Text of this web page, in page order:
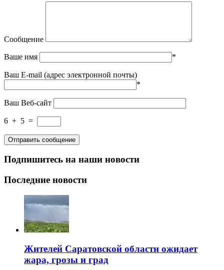
Сообщение
Ваше имя *
Ваш E-mail (адрес электронной почты)
*
Ваш Веб-сайт
6 + 5 =
Подпишитесь на наши новости
Последние новости
Жителей Саратовской области ожидает
жара, грозы и град